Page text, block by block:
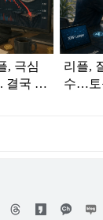
, 극심
결국 1
리플,
수…토